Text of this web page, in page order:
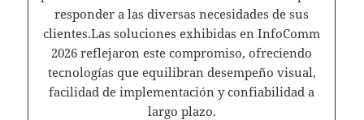
responder a las diversas necesidades de sus
clientes.Las soluciones exhibidas en InfoComm
2026 reflejaron este compromiso, ofreciendo
tecnologías que equilibran desempeño visual,
facilidad de implementación y confiabilidad a
largo plazo.